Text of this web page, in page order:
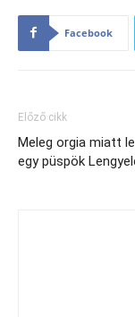
Facebook
Előző cikk
Meleg orgia miatt
egy püspök